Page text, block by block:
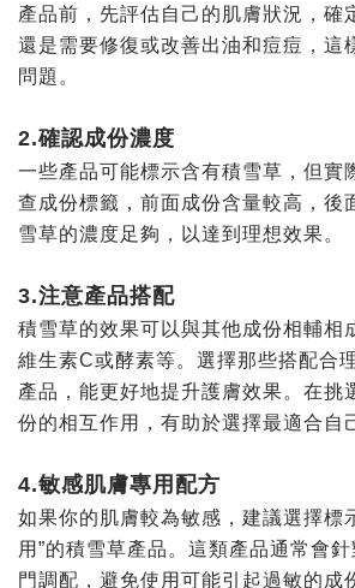
產品前，先評估自己的肌膚狀況，確
還是需要修復或改善出油和痘痘，這
問題。
2.確認成份濃度
一些產品可能標示含有積雪草，但實
查成份標籤，前面成份含量較高，後
雪草的濃度足夠，以達到理想效果。
3.注意產品搭配
積雪草的效果可以與其他成份相輔相
維生素C或酵素等。選擇那些搭配合
產品，能更好地提升護膚效果。在挑
份的相互作用，有助於選擇最適合自
4.敏感肌膚專用配方
如果你的肌膚較為敏感，建議選擇標
用”的積雪草產品。這類產品通常會
門調配，避免使用可能引起過敏的成